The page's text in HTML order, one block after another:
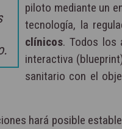
piloto mediante un
tecnología, la
clínicos. Todos los
interactiva
sanitario con el
hará posible